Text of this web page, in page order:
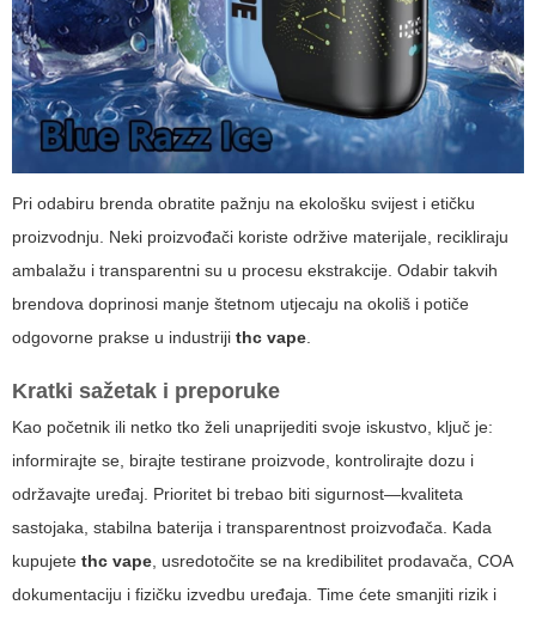
Pri odabiru brenda obratite pažnju na ekološku svijest i etičku
proizvodnju. Neki proizvođači koriste održive materijale, recikliraju
ambalažu i transparentni su u procesu ekstrakcije. Odabir takvih
brendova doprinosi manje štetnom utjecaju na okoliš i potiče
odgovorne prakse u industriji thc vape.
Kratki sažetak i preporuke
Kao početnik ili netko tko želi unaprijediti svoje iskustvo, ključ je:
informirajte se, birajte testirane proizvode, kontrolirajte dozu i
održavajte uređaj. Prioritet bi trebao biti sigurnost—kvaliteta
sastojaka, stabilna baterija i transparentnost proizvođača. Kada
kupujete thc vape, usredotočite se na kredibilitet prodavača, COA
dokumentaciju i fizičku izvedbu uređaja. Time ćete smanjiti rizik i